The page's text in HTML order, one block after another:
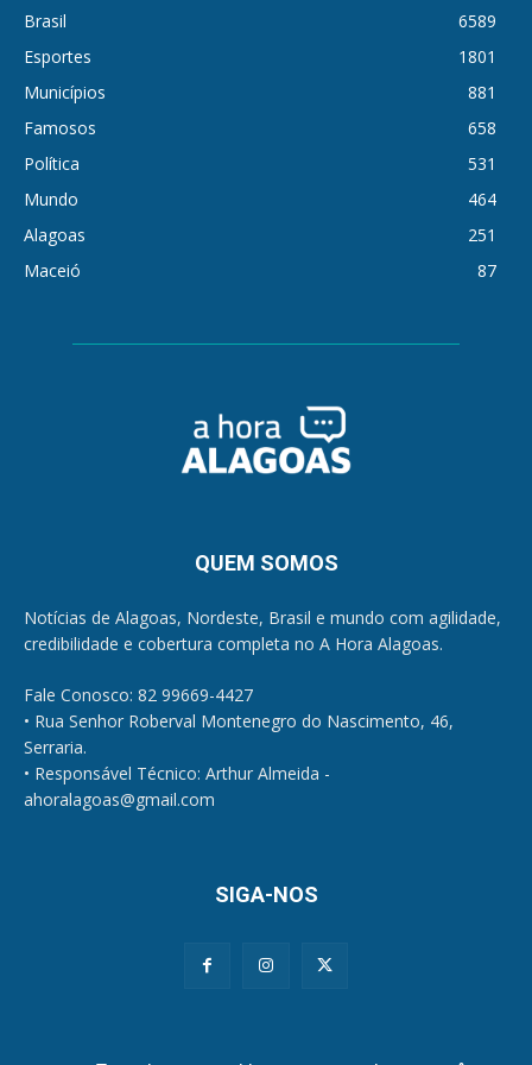
Brasil
6589
Esportes
1801
Municípios
881
Famosos
658
Política
531
Mundo
464
Alagoas
251
Maceió
87
QUEM SOMOS
Notícias de Alagoas, Nordeste, Brasil e mundo com agilidade,
credibilidade e cobertura completa no A Hora Alagoas.
Fale Conosco: 82 99669-4427
• Rua Senhor Roberval Montenegro do Nascimento, 46,
Serraria.
• Responsável Técnico: Arthur Almeida -
ahoralagoas@gmail.com
SIGA-NOS